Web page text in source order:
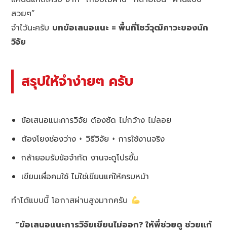
สวยๆ”
จำไว้นะครับ บทข้อเสนอแนะ = พื้นที่โชว์วุฒิภาวะของนัก
วิจัย
สรุปให้จำง่ายๆ ครับ
ข้อเสนอแนะการวิจัย ต้องชัด ไม่กว้าง ไม่ลอย
ต้องโยงช่องว่าง + วิธีวิจัย + การใช้งานจริง
กล้ายอมรับข้อจำกัด งานจะดูโปรขึ้น
เขียนเผื่อคนใช้ ไม่ใช่เขียนแค่ให้ครบหน้า
ทำได้แบบนี้ โอกาสผ่านสูงมากครับ
“ข้อเสนอแนะการวิจัยเขียนไม่ออก? ให้พี่ช่วยดู ช่วยแก้